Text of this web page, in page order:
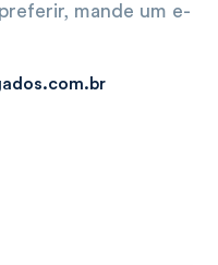
mande um e-